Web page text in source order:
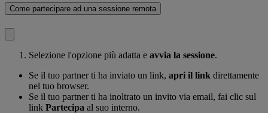
Come partecipare ad una sessione remota
Selezione l'opzione più adatta e avvia la sessione.
Se il tuo partner ti ha inviato un link, apri il link direttamente
nel tuo browser.
Se il tuo partner ti ha inoltrato un invito via email, fai clic sul
link Partecipa al suo interno.